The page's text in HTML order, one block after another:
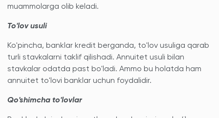
muammolarga olib keladi.
To'lov usuli
Ko'pincha, banklar kredit berganda, to'lov usuliga qarab
turli stavkalarni taklif qilishadi. Annuitet usuli bilan
stavkalar odatda past bo'ladi. Ammo bu holatda ham
annuitet to'lovi banklar uchun foydalidir.
Qo'shimcha to'lovlar